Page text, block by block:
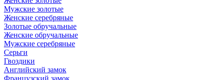
Мужские золотые
Женские серебряные
Золотые обручальные
Женские обручальные
Мужские серебряные
Серьги
Гвоздики
Английский замок
Французский замок